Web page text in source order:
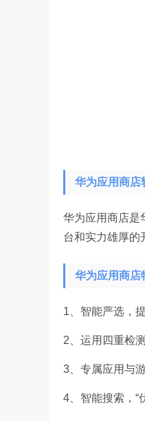
华为应用商店
华为应用商店是
台和实力雄厚的
华为应用商店
1、智能严选，
2、运用四重检
3、专属应用与
4、智能搜索，“